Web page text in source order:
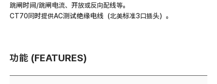
跳闸时间/跳闸电流、开放或反向配线等。
CT70同时提供AC测试绝缘电线（北美标准3口插头）。
功能 (FEATURES)